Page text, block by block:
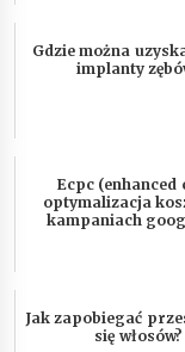
Gdzie można
implanty
Ecpc (enhanced
optymalizacja
kampaniach
Jak zapobiegać
się włosów?